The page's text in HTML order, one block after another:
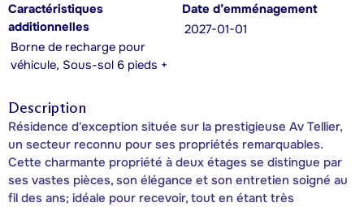
Caractéristiques
additionnelles
Borne de recharge pour
véhicule, Sous-sol 6 pieds +
Date d’emménagement
2027-01-01
Description
Résidence d'exception située sur la prestigieuse Av Tellier,
un secteur reconnu pour ses propriétés remarquables.
Cette charmante propriété à deux étages se distingue par
ses vastes pièces, son élégance et son entretien soigné au
fil des ans; idéale pour recevoir, tout en étant très